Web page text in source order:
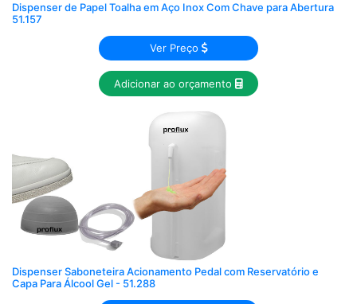
Dispenser de Papel Toalha em Aço Inox Com Chave para Abertura
51.157
Ver Preço
Adicionar ao orçamento
Dispenser Saboneteira Acionamento Pedal com Reservatório e
Capa Para Álcool Gel - 51.288